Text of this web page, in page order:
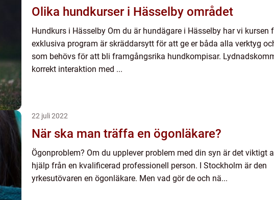
Olika hundkurser i Hässelby området
Hundkurs i Hässelby Om du är hundägare i Hässelby har vi kursen
exklusiva program är skräddarsytt för att ge er båda alla verktyg
som behövs för att bli framgångsrika hundkompisar.
korrekt interaktion med ...
22 juli 2022
När ska man träffa en ögonläkare?
Ögonproblem? Om du upplever problem med din syn är det viktigt
hjälp från en kvalificerad professionell person. I Stockholm är den
yrkesutövaren en ögonläkare. Men vad gör de och nä...